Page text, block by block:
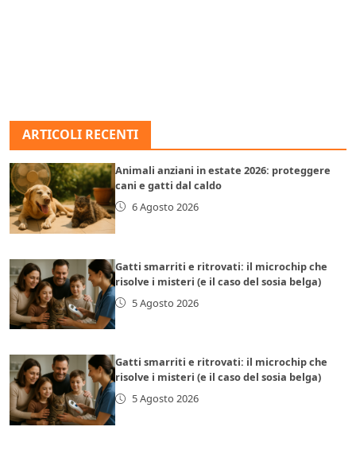
ARTICOLI RECENTI
Animali anziani in estate 2026: proteggere
cani e gatti dal caldo
6 Agosto 2026
Gatti smarriti e ritrovati: il microchip che
risolve i misteri (e il caso del sosia belga)
5 Agosto 2026
Gatti smarriti e ritrovati: il microchip che
risolve i misteri (e il caso del sosia belga)
5 Agosto 2026